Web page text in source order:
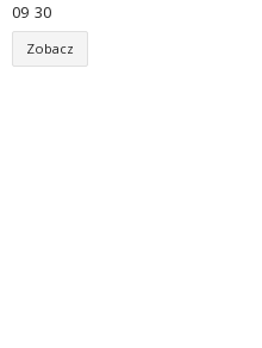
09 30
Zobacz